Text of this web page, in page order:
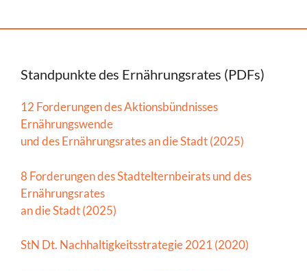
Standpunkte des Ernährungsrates (PDFs)
12 Forderungen des Aktionsbündnisses
Ernährungswende
und des Ernährungsrates an die Stadt (2025)
8 Forderungen des Stadtelternbeirats und des
Ernährungsrates
an die Stadt (2025)
StN Dt. Nachhaltigkeitsstrategie 2021 (2020)